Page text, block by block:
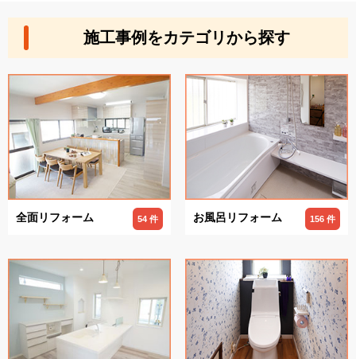
施工事例をカテゴリから探す
全面リフォーム 54 件 お風呂リフォーム 156 件